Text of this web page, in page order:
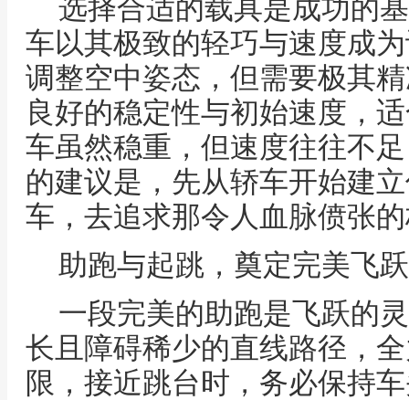
选择合适的载具是成功的
车以其极致的轻巧与速度成
调整空中姿态，但需要极其
良好的稳定性与初始速度，
车虽然稳重，但速度往往不
的建议是，先从轿车开始建
车，去追求那令人血脉偾张
助跑与起跳，奠定完美飞
一段完美的助跑是飞跃的
长且障碍稀少的直线路径，
限，接近跳台时，务必保持